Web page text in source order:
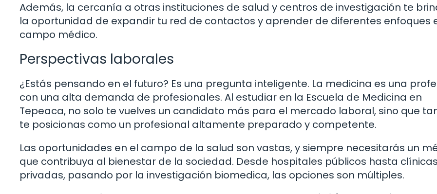
Además, la cercanía a otras instituciones de salud y centros de investigación te
la oportunidad de expandir tu red de contactos y aprender de diferentes enfoques
campo médico.
Perspectivas laborales
¿Estás pensando en el futuro? Es una pregunta inteligente. La medicina es una
con una alta demanda de profesionales. Al estudiar en la Escuela de Medicina en
Tepeaca, no solo te vuelves un candidato más para el mercado laboral, sino que
te posicionas como un profesional altamente preparado y competente.
Las oportunidades en el campo de la salud son vastas, y siempre necesitarás un
que contribuya al bienestar de la sociedad. Desde hospitales públicos hasta clínicas
privadas, pasando por la investigación biomedica, las opciones son múltiples.